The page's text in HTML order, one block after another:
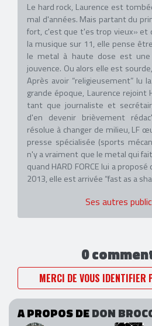
Le hard rock, Laurence est
mal d'années. Mais partant du
fort, c'est que t'es trop vieux» et
la musique sur 11, elle pense
le metal à haute dose est
jouvence. Ou alors elle est
Après avoir “religieusement” lu
grande époque, Laurence rejoint
tant que journaliste et
d'en devenir brièvement
résolue à changer de milieu, LF
presse spécialisée (sports
n'y a vraiment que le metal qui
quand HARD FORCE lui a
2013, elle est arrivée “fast as a
Ses autres
0
MERCI DE VOUS IDENTIFIER
A PROPOS DEDON